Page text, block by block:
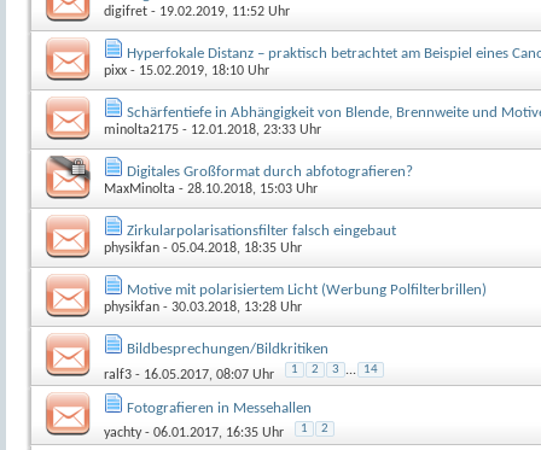
digifret - 19.02.2019, 11:52 Uhr
Hyperfokale Distanz – praktisch betrachtet am Beispiel eines
pixx - 15.02.2019, 18:10 Uhr
Schärfentiefe in Abhängigkeit von Blende, Brennweite und
minolta2175 - 12.01.2018, 23:33 Uhr
Digitales Großformat durch abfotografieren?
MaxMinolta - 28.10.2018, 15:03 Uhr
Zirkularpolarisationsfilter falsch eingebaut
physikfan - 05.04.2018, 18:35 Uhr
Motive mit polarisiertem Licht (Werbung Polfilterbrillen)
physikfan - 30.03.2018, 13:28 Uhr
Bildbesprechungen/Bildkritiken
ralf3 - 16.05.2017, 08:07 Uhr 1 2 3 ... 14
Fotografieren in Messehallen
yachty- 06.01.2017, 16:35 Uhr 1 2